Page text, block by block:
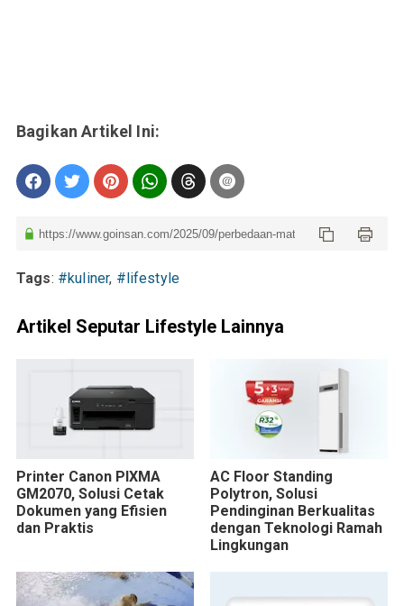
Tags: #kuliner, #lifestyle
Artikel Seputar Lifestyle Lainnya
Printer Canon PIXMA
GM2070, Solusi Cetak
Dokumen yang Efisien
dan Praktis
AC Floor Standing
Polytron, Solusi
Pendinginan Berkualitas
dengan Teknologi Ramah
Lingkungan